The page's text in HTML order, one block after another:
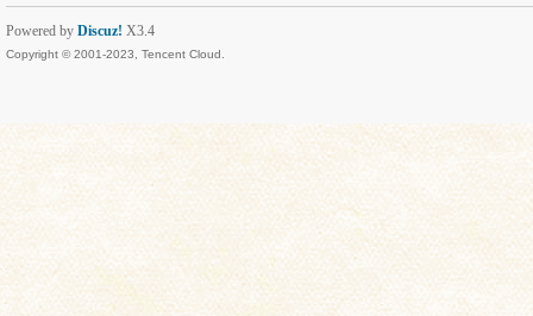
Powered by Discuz! X3.4
Copyright © 2001-2023, Tencent Cloud.